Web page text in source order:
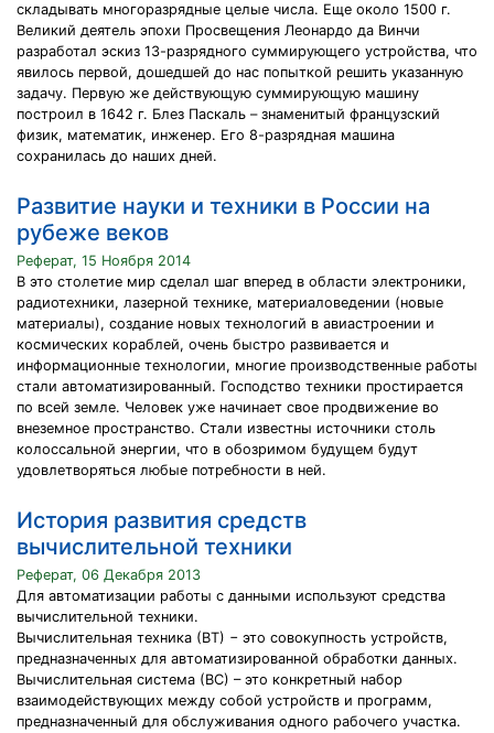
складывать многоразрядные целые числа. Еще около 1500 г.
Великий деятель эпохи Просвещения Леонардо да Винчи
разработал эскиз 13-разрядного суммирующего устройства, что
явилось первой, дошедшей до нас попыткой решить указанную
задачу. Первую же действующую суммирующую машину
построил в 1642 г. Блез Паскаль – знаменитый французский
физик, математик, инженер. Его 8-разрядная машина
сохранилась до наших дней.
Развитие науки и техники в России на
рубеже веков
Реферат, 15 Ноября 2014
В это столетие мир сделал шаг вперед в области электроники,
радиотехники, лазерной технике, материаловедении (новые
материалы), создание новых технологий в авиастроении и
космических кораблей, очень быстро развивается и
информационные технологии, многие производственные работы
стали автоматизированный. Господство техники простирается
по всей земле. Человек уже начинает свое продвижение во
внеземное пространство. Стали известны источники столь
колоссальной энергии, что в обозримом будущем будут
удовлетворяться любые потребности в ней.
История развития средств
вычислительной техники
Реферат, 06 Декабря 2013
Для автоматизации работы с данными используют средства
вычислительной техники.
Вычислительная техника (ВТ) − это совокупность устройств,
предназначенных для автоматизированной обработки данных.
Вычислительная система (ВС) – это конкретный набор
взаимодействующих между собой устройств и программ,
предназначенный для обслуживания одного рабочего участка.